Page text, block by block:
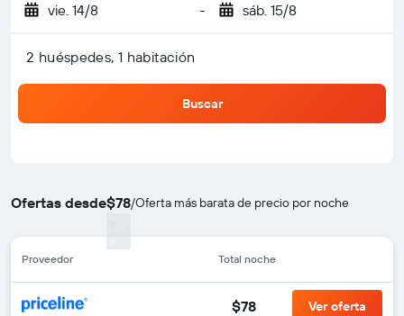
vie. 14/8 - sáb. 15/8
2 huéspedes, 1 habitación
Buscar
Ofertas desde$78/Oferta más barata de precio por noche
Proveedor Total noche
$78 Ver oferta